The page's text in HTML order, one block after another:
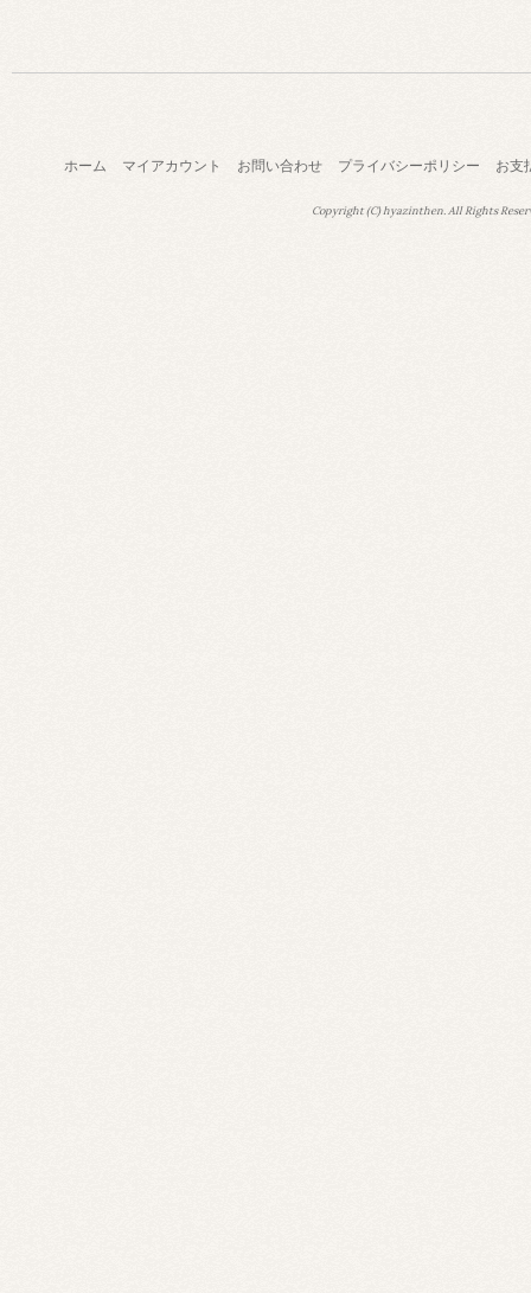
ホーム マイアカウント お問い合わせ プライバシーポリシー お支
Copyright (C) hyazinthen. All Rights